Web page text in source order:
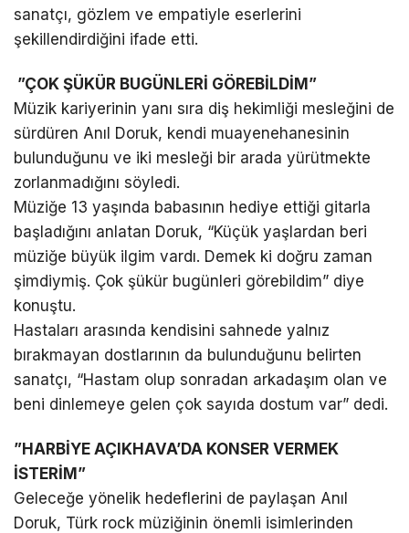
sanatçı, gözlem ve empatiyle eserlerini
şekillendirdiğini ifade etti.
”ÇOK ŞÜKÜR BUGÜNLERİ GÖREBİLDİM”
Müzik kariyerinin yanı sıra diş hekimliği mesleğini de
sürdüren Anıl Doruk, kendi muayenehanesinin
bulunduğunu ve iki mesleği bir arada yürütmekte
zorlanmadığını söyledi.
Müziğe 13 yaşında babasının hediye ettiği gitarla
başladığını anlatan Doruk, “Küçük yaşlardan beri
müziğe büyük ilgim vardı. Demek ki doğru zaman
şimdiymiş. Çok şükür bugünleri görebildim” diye
konuştu.
Hastaları arasında kendisini sahnede yalnız
bırakmayan dostlarının da bulunduğunu belirten
sanatçı, “Hastam olup sonradan arkadaşım olan ve
beni dinlemeye gelen çok sayıda dostum var” dedi.
”HARBİYE AÇIKHAVA’DA KONSER VERMEK
İSTERİM”
Geleceğe yönelik hedeflerini de paylaşan Anıl
Doruk, Türk rock müziğinin önemli isimlerinden